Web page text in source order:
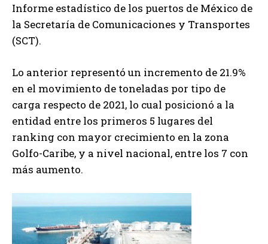
Informe estadístico de los puertos de México de
la Secretaría de Comunicaciones y Transportes
(SCT).
Lo anterior representó un incremento de 21.9%
en el movimiento de toneladas por tipo de
carga respecto de 2021, lo cual posicionó a la
entidad entre los primeros 5 lugares del
ranking con mayor crecimiento en la zona
Golfo-Caribe, y a nivel nacional, entre los 7 con
más aumento.